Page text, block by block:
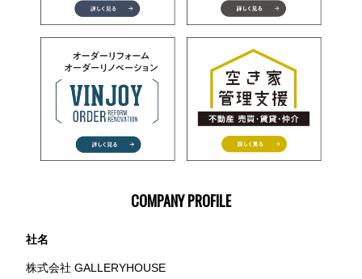
COMPANY PROFILE
社名
株式会社 GALLERYHOUSE